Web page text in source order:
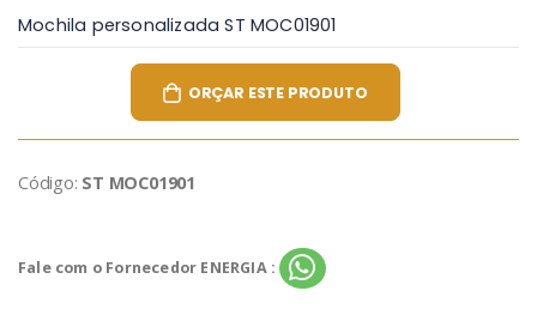
Mochila personalizada ST MOC01901
ORÇAR ESTE PRODUTO
Código: ST MOC01901
Fale com o Fornecedor ENERGIA :